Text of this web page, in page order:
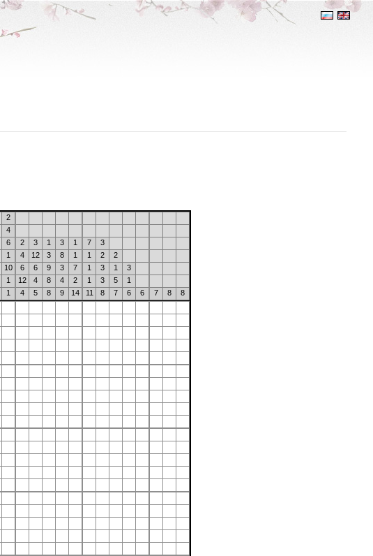
2
4
6
2 3 1 3 1 7
3
1 4 12 3 8 1 1 2
2
10 6 6 9 3 7 1 3 1
3
1 12 4 8 4 2 1 3 5
1
1 4 5 8 9 14 11 8 7 6 6 7 8
8